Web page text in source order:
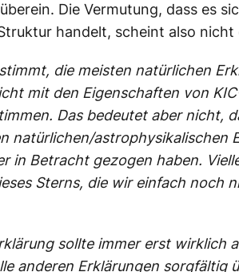
Die Vermutung, dass es
handelt, scheint also
die meisten natürlichen
mit den Eigenschaften von
Das bedeutet aber nicht,
natürlichen/astrophysikalischen
in Betracht gezogen haben.
Sterns, die wir einfach noch
sollte immer erst wirklich
anderen Erklärungen sorgfältig